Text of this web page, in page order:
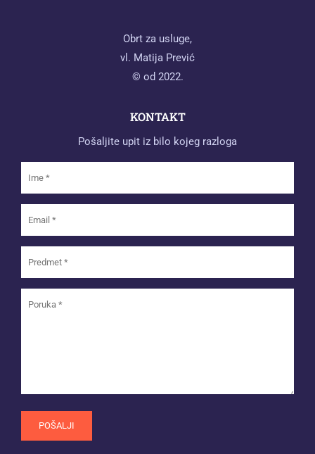
Obrt za usluge,
vl. Matija Prević
© od 2022.
KONTAKT
Pošaljite upit iz bilo kojeg razloga